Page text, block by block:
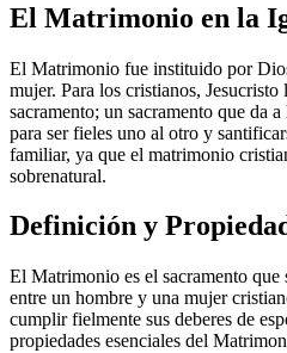
El Matrimonio en la
El Matrimonio fue instituido por
mujer. Para los cristianos,
sacramento; un sacramento que da
para ser fieles uno al otro y
familiar, ya que el matrimonio
sobrenatural.
Definición y
El Matrimonio es el sacramento
entre un hombre y una mujer
cumplir fielmente sus deberes de
propiedades esenciales del